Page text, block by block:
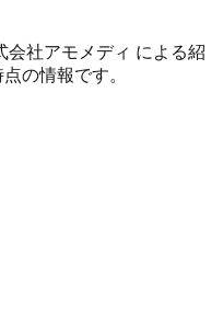
会社アモメディ による紹
の情報です。